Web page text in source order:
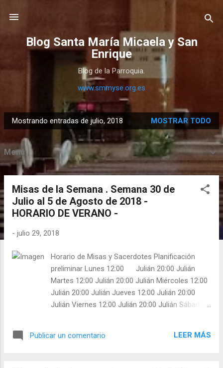
Blog Santa María Micaela y San
Enrique
Blog de la Parroquia.
www.smmyse.org.es
E
n
t
r
Mostrando entradas de julio, 2018 MOSTRAR TODO
Menú
Misas de la Semana . Semana 30 de
Julio al 5 de Agosto de 2018 -
HORARIO DE VERANO -
- julio 29, 2018
Horario de Misas y Sacerdotes Planificación
preliminar Lunes 12:00 Julián 20:00 Julián
Martes 12:00 Julián 20:00 Julián Miércoles 12:00
Julián 20:00 Julián Jueves 12:00 Julián 20:00
Julián Viernes 12:00 Julián 20:00 Julián Sábado
Confiesa:
Publicar un comentario LEER MÁS